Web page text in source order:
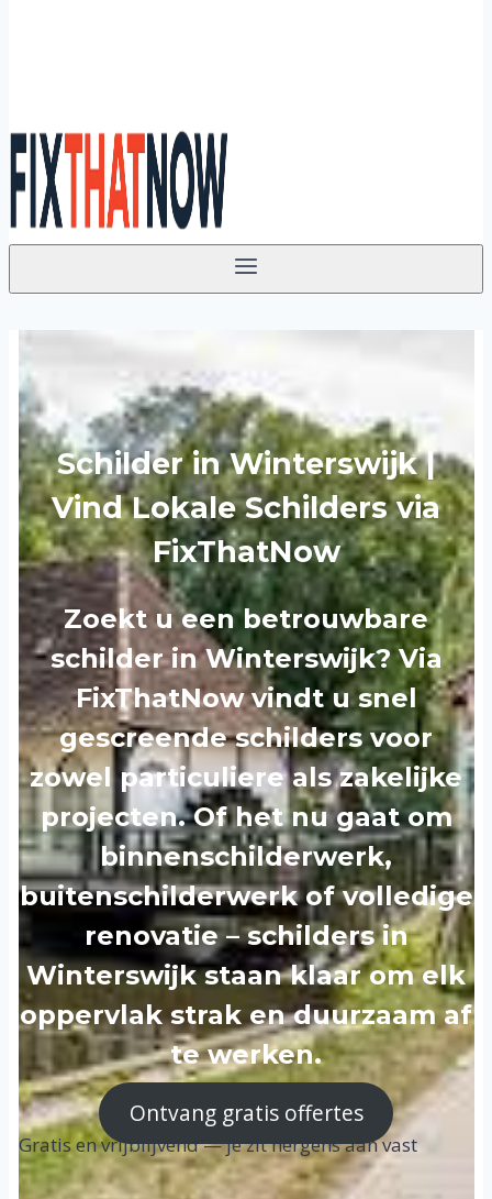
Schilder in Winterswijk |
Vind Lokale Schilders via
FixThatNow
Zoekt u een betrouwbare
schilder in Winterswijk? Via
FixThatNow vindt u snel
gescreende schilders voor
zowel particuliere als zakelijke
projecten. Of het nu gaat om
binnenschilderwerk,
buitenschilderwerk of volledige
renovatie – schilders in
Winterswijk staan klaar om elk
oppervlak strak en duurzaam af
te werken.
Ontvang gratis offertes
Gratis en vrijblijvend — je zit nergens aan vast